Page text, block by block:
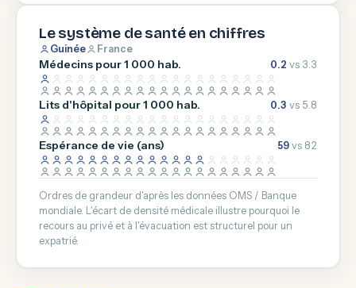
Le système de santé en chiffres
Guinée France
Médecins pour 1 000 hab. 0.2 vs 3.3
Lits d'hôpital pour 1 000 hab. 0.3 vs 5.8
Espérance de vie (ans) 59vs 82
Ordres de grandeur d'après les données OMS / Banque
mondiale. L'écart de densité médicale illustre pourquoi le
recours au privé et à l'évacuation est structurel pour un
expatrié.